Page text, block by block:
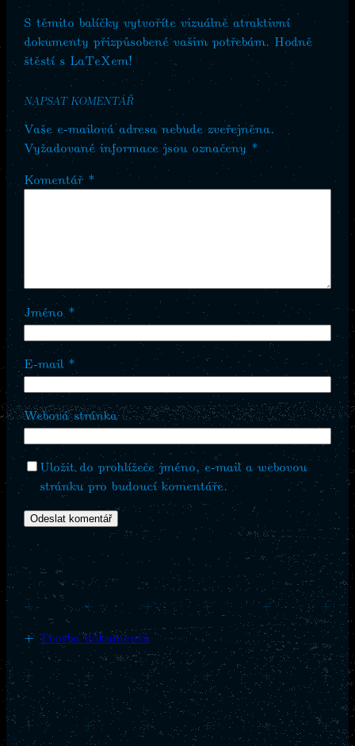
S těmito balíčky vytvoříte vizuálně atraktivní
dokumenty přizpůsobené vašim potřebám. Hodně
štěstí s LaTeXem!
NAPSAT KOMENTÁŘ
Vaše e-mailová adresa nebude zveřejněna.
Vyžadované informace jsou označeny *
Komentář *
Jméno *
E-mail *
Webová stránka
Uložit do prohlížeče jméno, e-mail a webovou
stránku pro budoucí komentáře.
+ + + + +
+
+ Tvorba dokumentů
+ + + + + +
+ + + + + +